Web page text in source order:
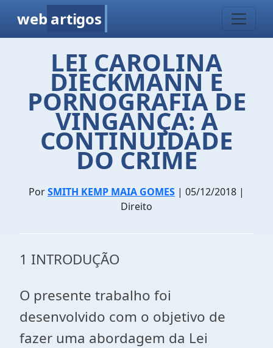
web artigos
LEI CAROLINA
DIECKMANN E
PORNOGRAFIA DE
VINGANÇA: A
CONTINUIDADE
DO CRIME
PorSMITH KEMP MAIA GOMES | 05/12/2018 |
Direito
1 INTRODUÇÃO
O presente trabalho foi
desenvolvido com o objetivo de
fazer uma abordagem da Lei